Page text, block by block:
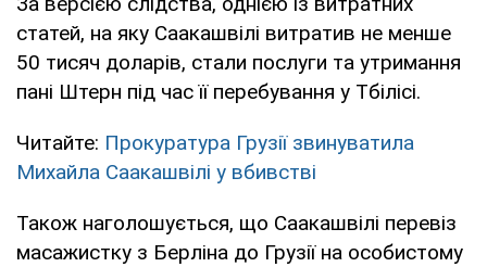
статей, на яку Саакашвілі витратив не менше
50 тисяч доларів, стали послуги та утримання
пані Штерн під час її перебування у Тбілісі.
Читайте: Прокуратура Грузії звинуватила
Михайла Саакашвілі у вбивстві
Також наголошується, що Саакашвілі перевіз
масажистку з Берліна до Грузії на особистому